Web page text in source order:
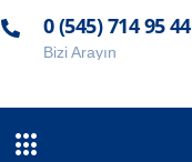
0 (545) 714 95 44
Bizi Arayın